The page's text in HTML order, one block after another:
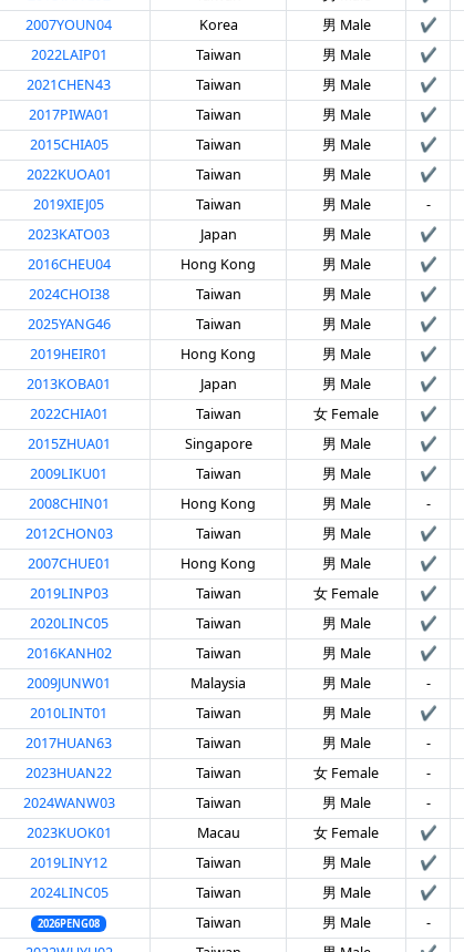
2007YOUN04 Korea 男 Male ✔
2022LAIP01 Taiwan 男 Male ✔
2021CHEN43 Taiwan 男 Male ✔
2017PIWA01 Taiwan 男 Male ✔
2015CHIA05 Taiwan 男 Male ✔
2022KUOA01 Taiwan 男 Male ✔
2019XIEJ05 Taiwan 男 Male -
2023KATO03 Japan 男 Male ✔
2016CHEU04 Hong Kong 男 Male ✔
2024CHOI38 Taiwan 男 Male ✔
2025YANG46 Taiwan 男 Male ✔
2019HEIR01 Hong Kong 男 Male ✔
2013KOBA01 Japan 男 Male ✔
2022CHIA01 Taiwan 女 Female ✔
2015ZHUA01 Singapore 男 Male ✔
2009LIKU01 Taiwan 男 Male ✔
2008CHIN01 Hong Kong 男 Male -
2012CHON03 Taiwan 男 Male ✔
2007CHUE01 Hong Kong 男 Male ✔
2019LINP03 Taiwan 女 Female ✔
2020LINC05 Taiwan 男 Male ✔
2016KANH02 Taiwan 男 Male ✔
2009JUNW01 Malaysia 男 Male -
2010LINT01 Taiwan 男 Male ✔
2017HUAN63 Taiwan 男 Male -
2023HUAN22 Taiwan 女 Female -
2024WANW03 Taiwan 男 Male -
2023KUOK01 Macau 女 Female ✔
2019LINY12 Taiwan 男 Male ✔
2024LINC05 Taiwan 男 Male ✔
2026PENG08 Taiwan 男 Male -